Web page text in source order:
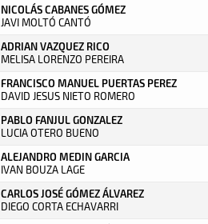
NICOLÁS CABANES GÓMEZ
JAVI MOLTÓ CANTÓ
ADRIAN VAZQUEZ RICO
MELISA LORENZO PEREIRA
FRANCISCO MANUEL PUERTAS PEREZ
DAVID JESUS NIETO ROMERO
PABLO FANJUL GONZALEZ
LUCIA OTERO BUENO
ALEJANDRO MEDIN GARCIA
IVAN BOUZA LAGE
CARLOS JOSÉ GÓMEZ ÁLVAREZ
DIEGO CORTA ECHAVARRI